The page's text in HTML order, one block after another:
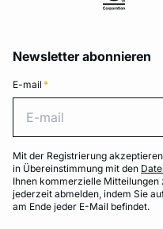
Newsletter abonnieren
E-mail *
Mit der Registrierung
in Übereinstimmung mit den
Ihnen kommerzielle Mitteilungen
jederzeit abmelden, indem Sie
am Ende jeder E-Mail befindet.